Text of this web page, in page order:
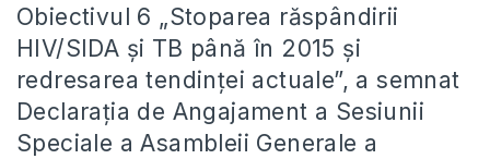
Obiectivul 6 „Stoparea răspândirii
HIV/SIDA și TB până în 2015 și
redresarea tendinţei actuale”, a semnat
Declaraţia de Angajament a Sesiunii
Speciale a Asambleii Generale a